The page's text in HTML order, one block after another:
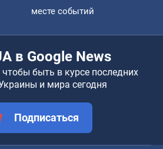
месте событий
в Google News
быть в курсе последних
и мира сегодня
Подписаться